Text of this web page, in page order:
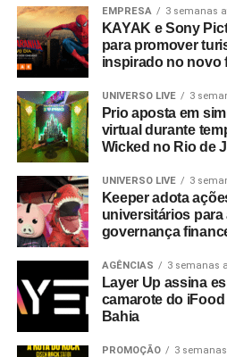
EMPRESA 3 semanas
KAYAK e Sony
para promover
inspirado no novo
UNIVERSO LIVE 3
Prio aposta em
virtual durante
Wicked no Rio de
UNIVERSO LIVE 3
Keeper adota
universitários
governança
AGÊNCIAS 3 semanas
Layer Up assina
camarote do
Bahia
PROMOÇÃO 3